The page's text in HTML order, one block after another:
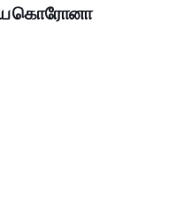
கொரோனா